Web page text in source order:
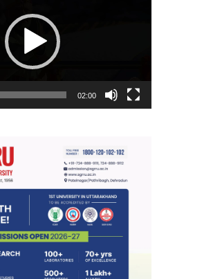
02:00